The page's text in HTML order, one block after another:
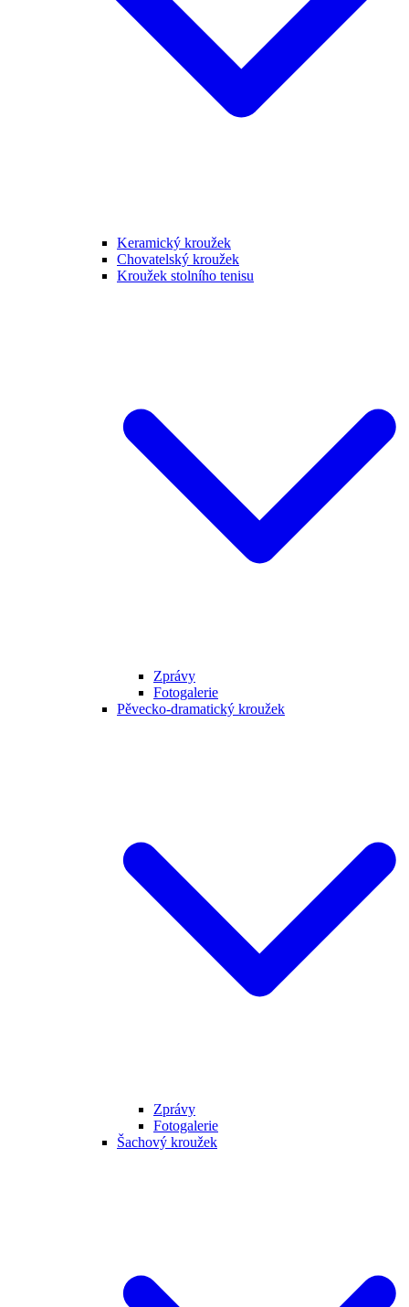
Keramický kroužek
Chovatelský kroužek
Kroužek stolního tenisu
Zprávy
Fotogalerie
Pěvecko-dramatický kroužek
Zprávy
Fotogalerie
Šachový kroužek